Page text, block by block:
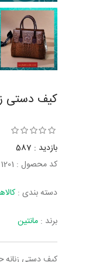
کیف دستی
بازدید : 587
کد محصول : 1201
دسته بندی :
برند : مانتین